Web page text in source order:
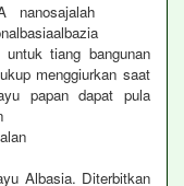
nanosajalah
tiang bangunan
menggiurkan saat
papan dapat pula
Albasia. Diterbitkan